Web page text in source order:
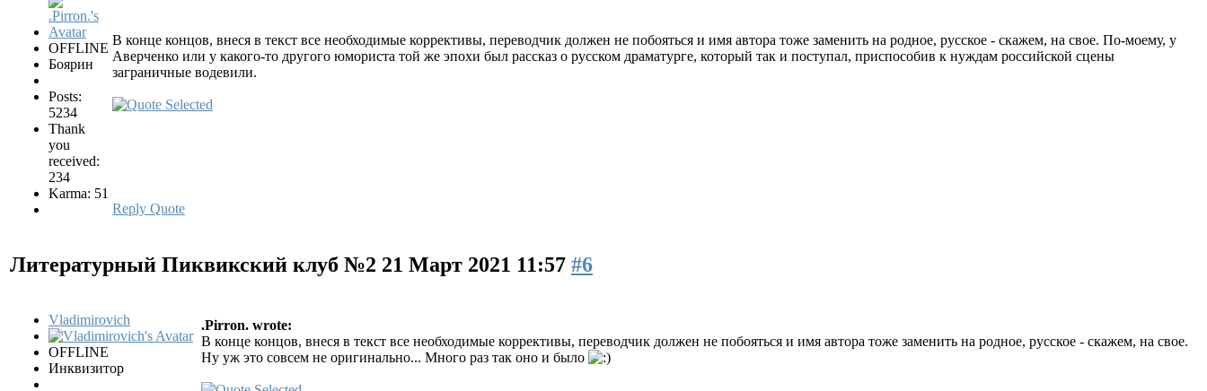
OFFLINE
Боярин
Posts:
5234
Thank
you
received:
234
Karma: 51
В конце концов, внеся в текст все необходимые коррективы, переводчик должен не побояться и имя автора тоже заменить на родное, русское - скажем, на свое. По-моему, у
Аверченко или у какого-то другого юмориста той же эпохи был рассказ о русском драматурге, который так и поступал, приспособив к нуждам российской сцены
заграничные водевили.
Reply Quote
Литературный Пиквикский клуб №2 21 Март 2021 11:57 #6
Vladimirovich
OFFLINE
Инквизитор
.Pirron. wrote:
В конце концов, внеся в текст все необходимые коррективы, переводчик должен не побояться и имя автора тоже заменить на родное, русское - скажем, на свое.
Ну уж это совсем не оригинально... Много раз так оно и было